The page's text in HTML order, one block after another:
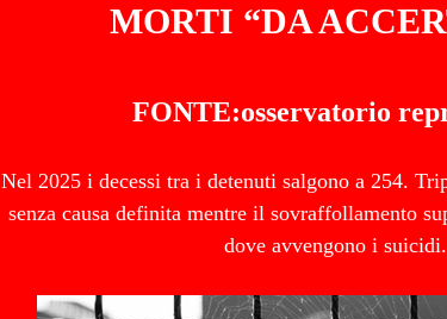
MORTI “DA
FONTE:osservatorio
Nel 2025 i decessi tra i detenuti salgono a 254.
senza causa definita mentre il sovraffollamento
dove avvengono i suicidi.